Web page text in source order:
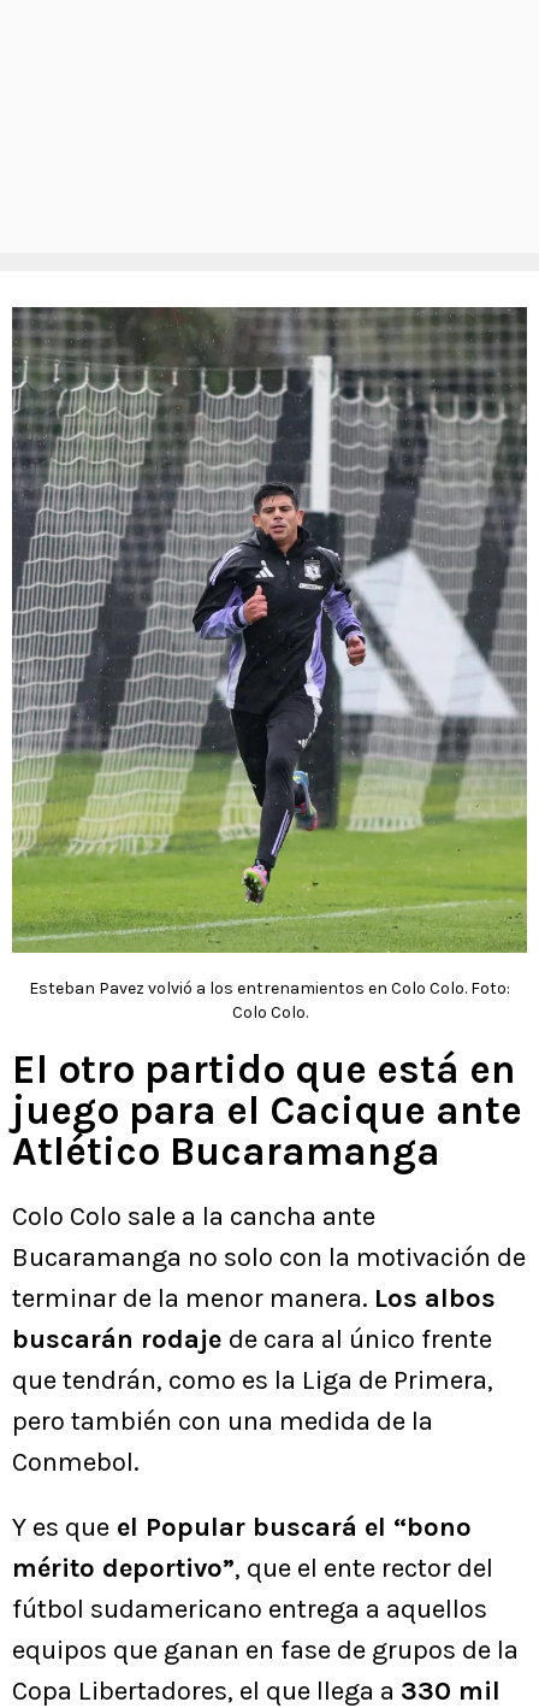
Esteban Pavez volvió a los entrenamientos en Colo Colo. Foto:
Colo Colo.
El otro partido que está en
juego para el Cacique ante
Atlético Bucaramanga
Colo Colo sale a la cancha ante
Bucaramanga no solo con la motivación de
terminar de la menor manera. Los albos
buscarán rodaje de cara al único frente
que tendrán, como es la Liga de Primera,
pero también con una medida de la
Conmebol.
Y es que el Popular buscará el “bono
mérito deportivo”, que el ente rector del
fútbol sudamericano entrega a aquellos
equipos que ganan en fase de grupos de la
Copa Libertadores, el que llega a 330 mil